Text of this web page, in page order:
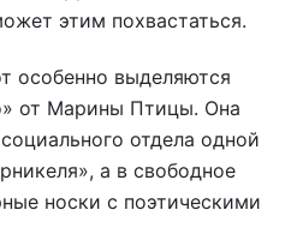
этим похвастаться.
особенно выделяются
от Марины Птицы. Она
отдела одной
а в свободное
носки с поэтическими